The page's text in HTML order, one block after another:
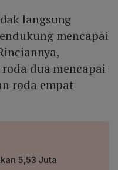
langsung
mencapai
dua mencapai
roda empat
5,53 Juta